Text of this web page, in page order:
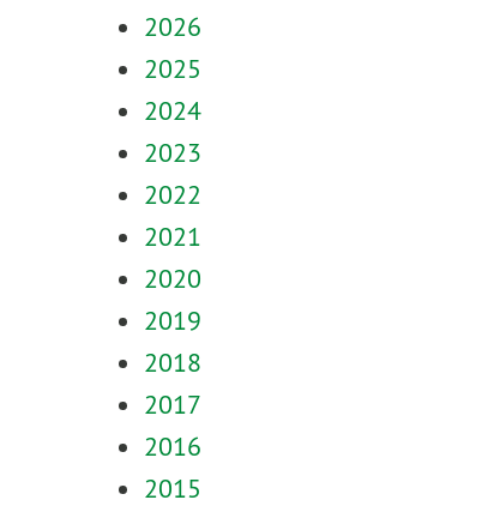
2026
2025
2024
2023
2022
2021
2020
2019
2018
2017
2016
2015